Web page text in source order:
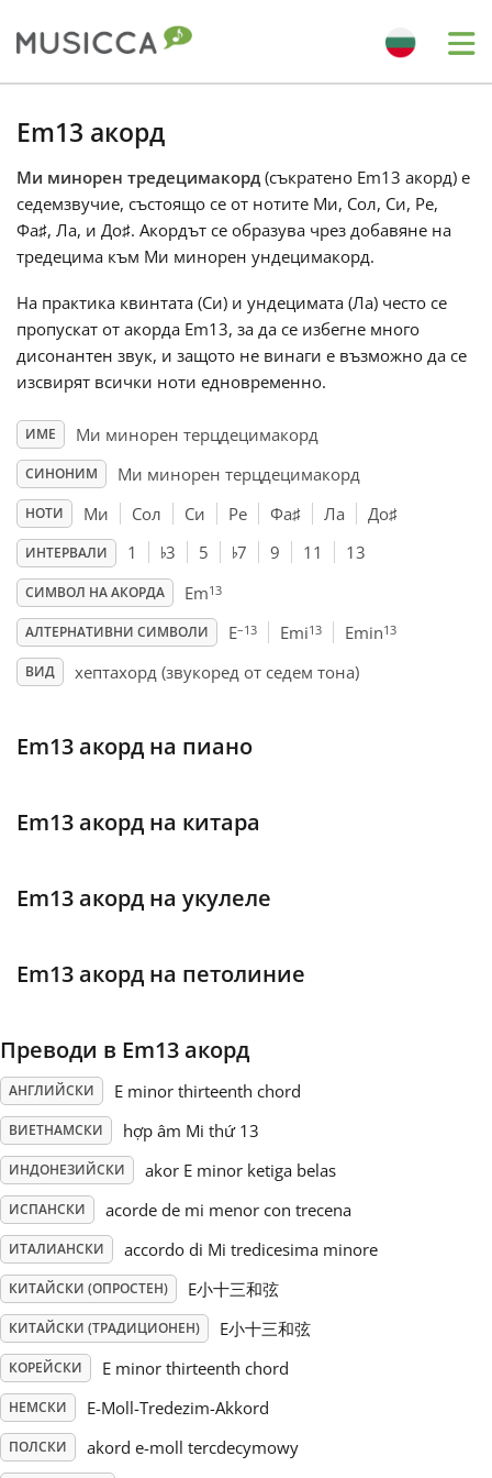
Български
Dansk
Deutsch
Español
Français
한국어
हिन्दी
Italiano
日本語
Svenska
Tiếng Việt
Türkçe
简体中文
繁體中文
Em13 акорд
Ми минорен тредецимакорд (съкратено Em13 акорд) е
седемзвучие, състоящо се от нотите Ми, Сол, Си, Ре,
Фа♯, Ла, и До♯. Акордът се образува чрез добавяне на
тредецима към Ми минорен ундецимакорд.
На практика квинтата (Си) и ундецимата (Ла) често се
пропускат от акорда Em13, за да се избегне много
дисонантен звук, и защото не винаги е възможно да се
изсвирят всички ноти едновременно.
ИМЕ Ми минорен терцдецимакорд
СИНОНИМ Ми минорен терцдецимакорд
НОТИ Ми Сол Си Ре Фа♯ Ла До♯
ИНТЕРВАЛИ 1 ♭3 5 ♭7 9 11 13
СИМВОЛ НА АКОРДА Em13
АЛТЕРНАТИВНИ СИМВОЛИ E–13 Emi13 Emin13
ВИД хептахорд (звукоред от седем тона)
Em13 акорд на пиано
Em13 акорд на китара
Em13 акорд на укулеле
Em13 акорд на петолиние
Преводи в Em13 акорд
АНГЛИЙСКИ E minor thirteenth chord
ВИЕТНАМСКИ hợp âm Mi thứ 13
ИНДОНЕЗИЙСКИ akor E minor ketiga belas
ИСПАНСКИ acorde de mi menor con trecena
ИТАЛИАНСКИ accordo di Mi tredicesima minore
КИТАЙСКИ (ОПРОСТЕН) E小十三和弦
КИТАЙСКИ (ТРАДИЦИОНЕН) E小十三和弦
КОРЕЙСКИ E minor thirteenth chord
НЕМСКИ E-Moll-Tredezim-Akkord
ПОЛСКИ akord e-moll tercdecymowy